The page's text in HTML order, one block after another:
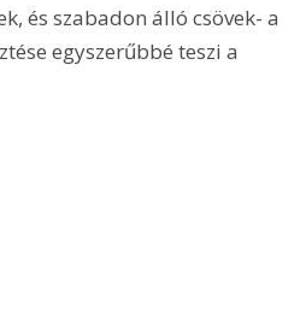
és szabadon álló csövek- a
egyszerűbbé teszi a